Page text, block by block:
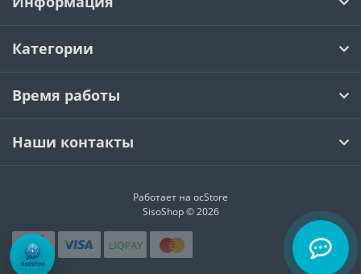
Категории
Время работы
Наши контакты
Работает на ocStore
SisoShop © 2026